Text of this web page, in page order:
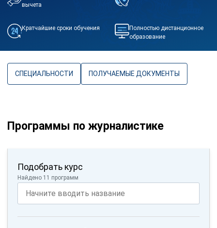
вычета
Кратчайшие сроки обучения
Полностью дистанционное
образование
СПЕЦИАЛЬНОСТИ ПОЛУЧАЕМЫЕ ДОКУМЕНТЫ
Программы по журналистике
Подобрать курс
Найдено 11 программ